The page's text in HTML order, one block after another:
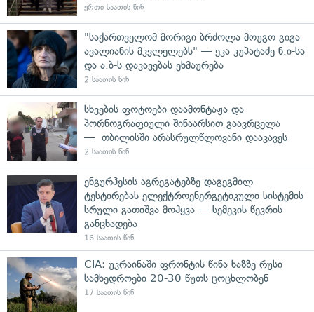
ერთი საათის წინ
"საქართველომ მორიგი ბრძოლა მოუგო გიგა
ავალიანის მკვლელებს" — ეკა კუპატაძე ნ.ი-სა
და ა.ბ-ს დაკავებას ეხმაურება
2 საათის წინ
სხვების ფოტოები დაამონტაჟა და
პორნოგრაფიული შინაარსით გაავრცელა
— თბილისში არასრულწლოვანი დააკავეს
2 საათის წინ
ენგურჰესის აგრეგატებზე დაგეგმილ
ტესტირებას ელექტროენერგეტიკული სისტემის
სრული გათიშვა მოჰყვა — სემეკის წევრის
განცხადება
16 საათის წინ
CIA: უკრაინაში ფრონტის წინა ხაზზე რუსი
სამხედროები 20-30 წუთს ცოცხლობენ
17 საათის წინ